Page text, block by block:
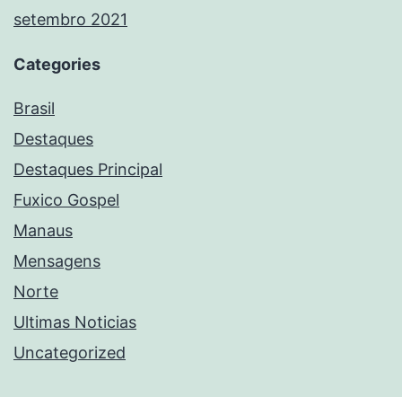
setembro 2021
Categories
Brasil
Destaques
Destaques Principal
Fuxico Gospel
Manaus
Mensagens
Norte
Ultimas Noticias
Uncategorized